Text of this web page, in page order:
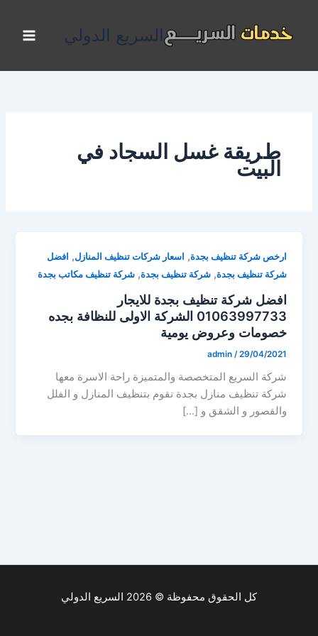
المحتوى
السريع الدولي
طريقة غسل السجاد في
البيت
ارخص شركة تنظيف بجدة, اسعار شركات تنظيف المنازل, افضل
شركة تنظيف بجدة,شركة تنظيف بجدة,شركة تنظيف مكاتب بجدة
افضل شركة تنظيف بجدة للايجار
01063997733 الشركة الاولى للنظافة بجده
خصومات وعروض يومية
admin /29/04/2021
شركة السريع المتخصصة والمتميزة راحة الاسرة معها
شركة تنظيف منازل بجدة نقوم بتنظيف المنازل و الفلل
والقصور و الشقق و […]
كل الحقوق محفوظة © 2026 السريع الدولي